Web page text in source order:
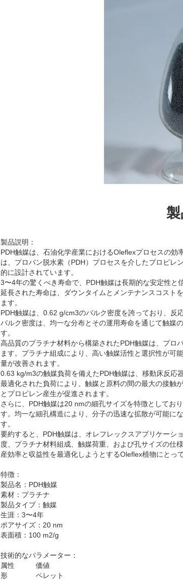
製品説明：
PDH触媒は、石油化学産業におけるOleflexプロセスの
は、プロパン脱水素（PDH）プロセスを介したプロピレ
的に設計されています。
3〜4年の驚くべき寿命で、PDH触媒は長期的な安定性
延長された寿命は、ダウンタイムとメンテナンスコスト
ます。
PDH触媒は、0.62 g/cm3のバルク密度を誇っており、反
バルク密度は、均一な分布とその運用寿命を通じて触媒
す。
高品質のプラチナ材料から構築されたPDH触媒は、プロ
ます。プラチナ組成により、高い触媒活性と選択性が可
量が改善されます。
0.63 kg/m3の触媒負荷を備えたPDH触媒は、移動床反応
最適化された負荷により、触媒と原料の間の最大の接触
とプロピレン産生が促進されます。
さらに、PDH触媒は20 nmの細孔サイズを特徴としてお
す。均一な細孔構造により、分子の迅速な拡散が可能に
す。
要約すると、PDH触媒は、オレフレックスアプリケーシ
度、プラチナ材料組成、触媒荷重、および孔サイズの仕
産効率と収益性を最適化しようとするOleflex植物にとっ
特徴：
製品名：PDH触媒
素材：プラチナ
製品タイプ：触媒
生涯：3〜4年
ポアサイズ：20 nm
表面積：100 m2/g
技術的なパラメーター：
属性
価値
形
ペレット